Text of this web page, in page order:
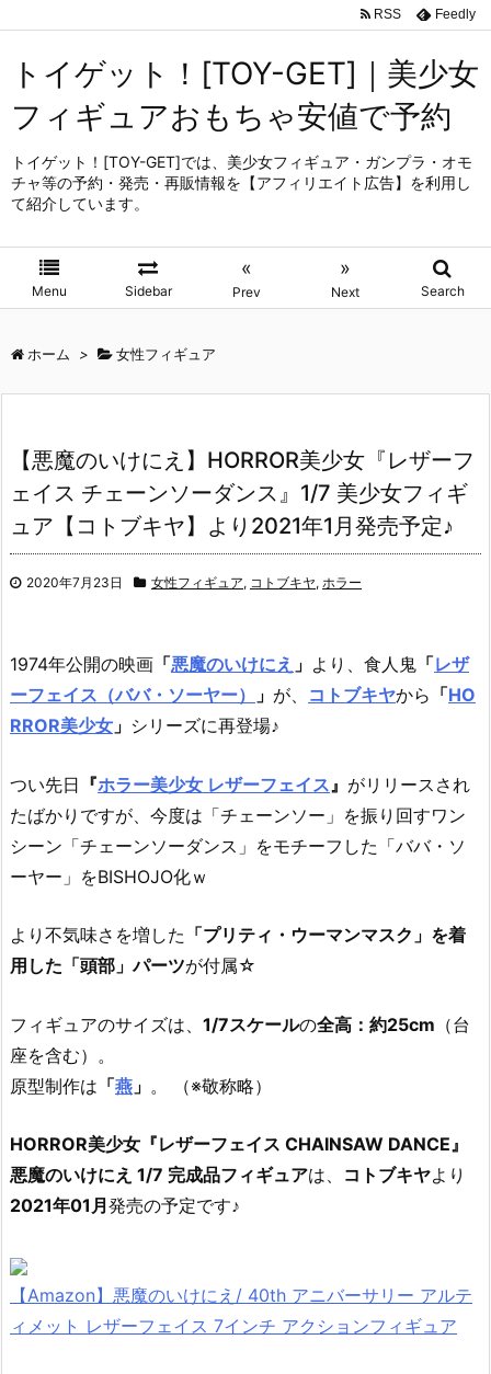
トイゲット！[TOY-GET]｜美少女
フィギュアおもちゃ安値で予約
トイゲット！[TOY-GET]では、美少女フィギュア・ガンプラ・オモ
チャ等の予約・発売・再販情報を【アフィリエイト広告】を利用し
て紹介しています。
Menu Sidebar
«
Prev
»
Next Search
RSS Feedly
ホーム > 女性フィギュア
【悪魔のいけにえ】HORROR美少女『レザーフ
ェイス チェーンソーダンス』1/7 美少女フィギ
ュア【コトブキヤ】より2021年1月発売予定♪
2020年7月23日 女性フィギュア, コトブキヤ, ホラー
1974年公開の映画 「悪魔のいけにえ 」 より、 食人鬼 「レザ
ーフェイス（ババ・ソーヤー）
」 が、 コトブキヤから 「HO
RROR美少女 」 シリーズに再登場♪
つい先日 『ホラー美少女 レザーフェイス 』 がリリースされ
たばかりですが、今度は「チェーンソー」を振り回すワン
シーン「チェーンソーダンス」をモチーフした「ババ・ソ
ーヤー」をBISHOJO化ｗ
より不気味さを増した 「プリティ・ウーマンマスク」を着
用した「頭部」パーツが付属☆
フィギュアのサイズは、 1/7スケールの全高：約25cm （台
座を含む）。
原型制作は 「燕 」 。 （※敬称略）
HORROR美少女『レザーフェイス CHAINSAW DANCE』
悪魔のいけにえ 1/7 完成品フィギュアは、 コトブキヤより
2021年01月 発売の予定です♪
【Amazon】悪魔のいけにえ/ 40th アニバーサリー アルテ
ィメット レザーフェイス 7インチ アクションフィギュア